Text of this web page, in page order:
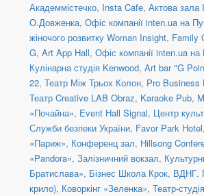
Академмістечко, Insta Cafe, Актова зала
О.Довженка, Офіс компанії inten.ua на
жіночого розвитку Woman Insight, Family
G, Art App Hall, Офіс компанії inten.ua на
Кулінарна студія Kenwood, Art bar "G
22, Театр Між Трьох Колон, Pro Business
Театр Creative LAB Obraz, Karaoke Pub,
«Почайна», Event Hall Signal, Центр
Служби безпеки України, Favor Park Hotel,
«Париж», Конференц зал, Hillsong
«Pandora», Залізничний вокзал,
Братислава», Бізнес Школа Крок, ВДНГ.
крило), Коворкінг «Зеленка», Театр-